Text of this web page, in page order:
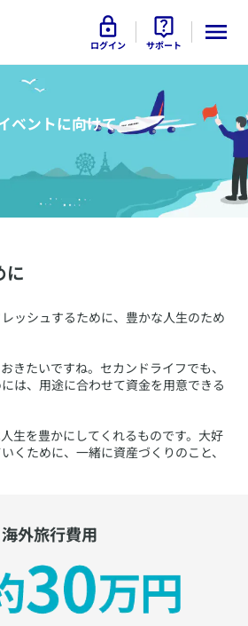
ログイン サポート
ベントに向けて
に
ッシュするために、豊かな人生のため
きたいですね。セカンドライフでも、
は、用途に合わせて資金を用意できる
生を豊かにしてくれるものです。大好
くために、一緒に資産づくりのこと、
海外旅行費用